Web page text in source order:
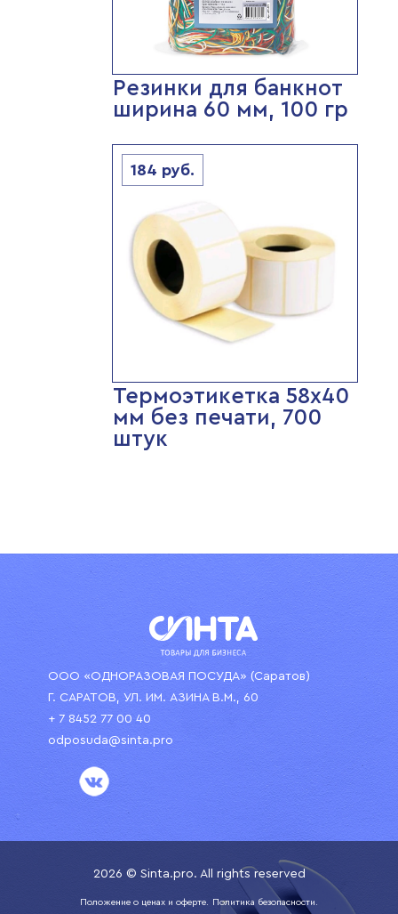
Резинки для банкнот
ширина 60 мм, 100 гр
184 руб.
Термоэтикетка 58х40
мм без печати, 700
штук
ООО «ОДНОРАЗОВАЯ ПОСУДА» (Саратов)
Г. САРАТОВ, УЛ. ИМ. АЗИНА В.М., 60
+ 7 8452 77 00 40
odposuda@sinta.pro
2026 © Sinta.pro. All rights reserved
Положение о ценах и оферте. Политика безопасности.